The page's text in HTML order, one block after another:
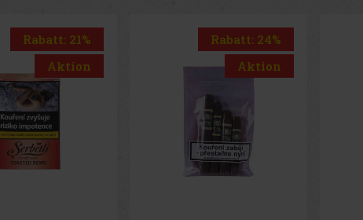
Rabatt: 21%
Aktion
Rabatt: 24%
Aktion